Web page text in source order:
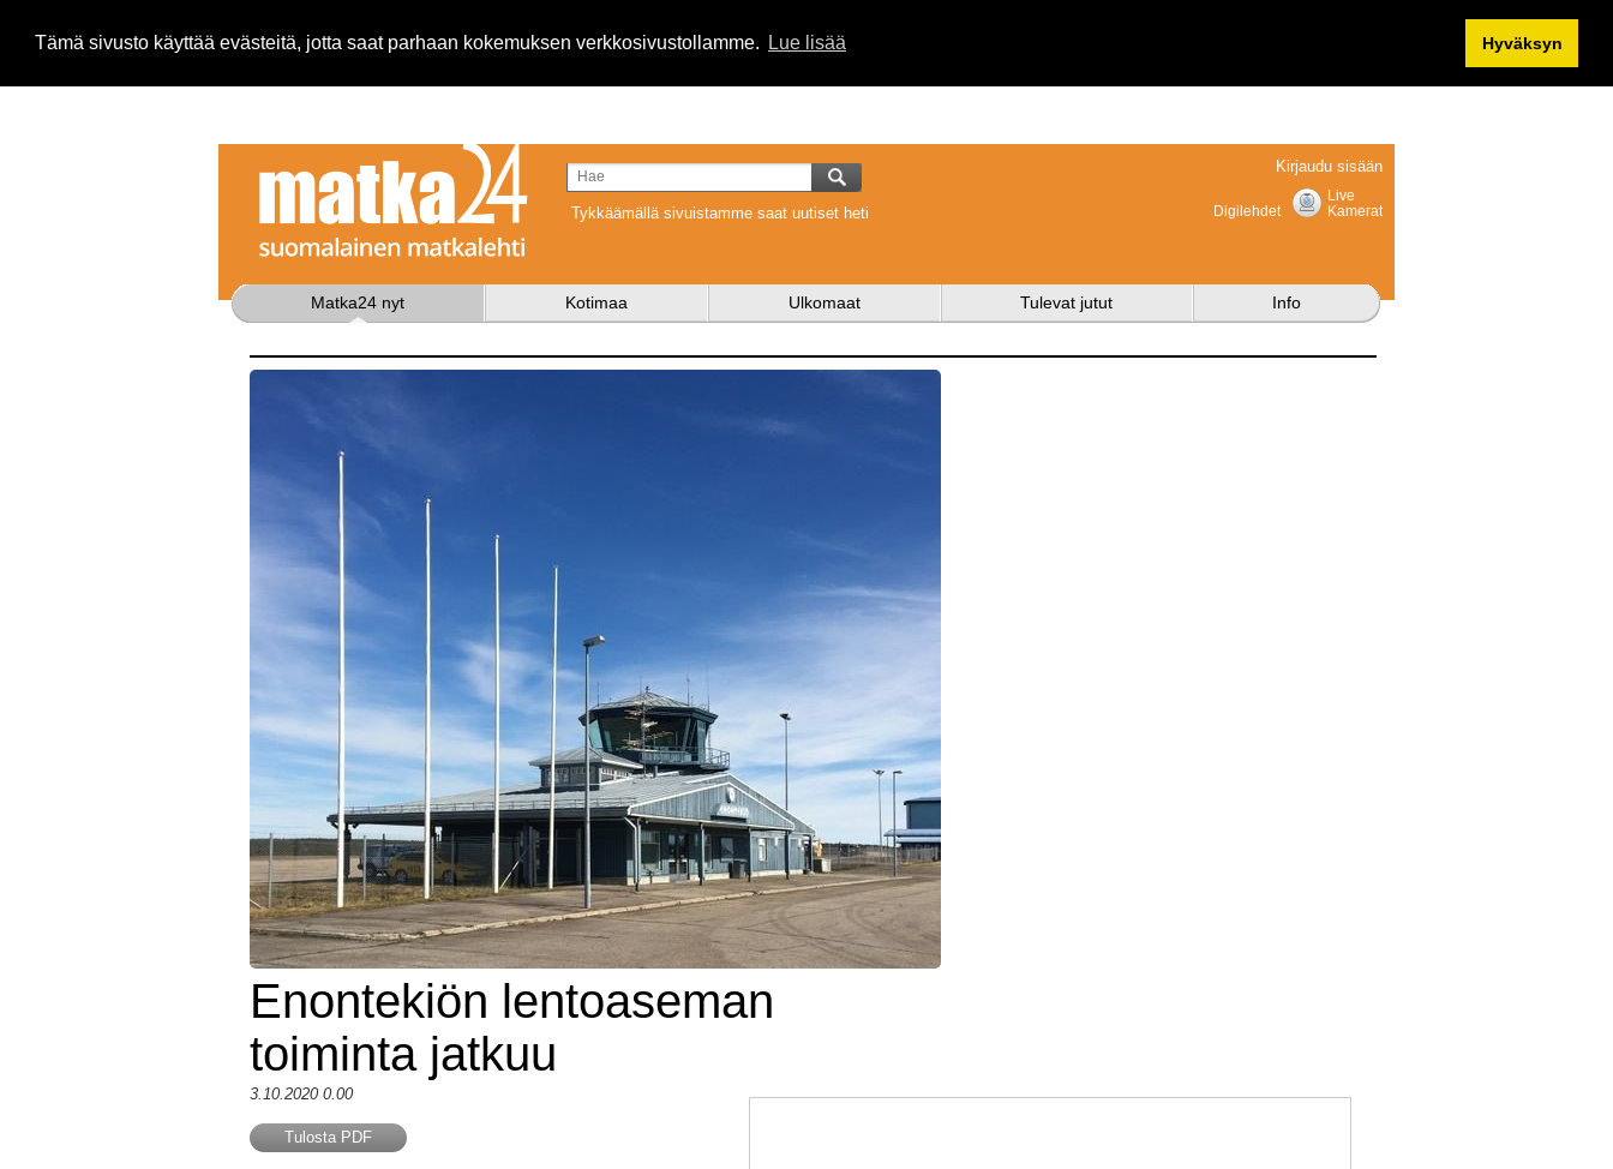
Tämä sivusto käyttää evästeitä, jotta saat parhaan kokemuksen verkkosivustollamme. Lue lisää Hyväksyn
Tykkäämällä sivuistamme saat uutiset heti
Kirjaudu sisään
Live
Kamerat
Digilehdet
Matka24 nyt Kotimaa Ulkomaat Tulevat jutut Info
Enontekiön lentoaseman
toiminta jatkuu
3.10.2020 0.00
Tulosta PDF